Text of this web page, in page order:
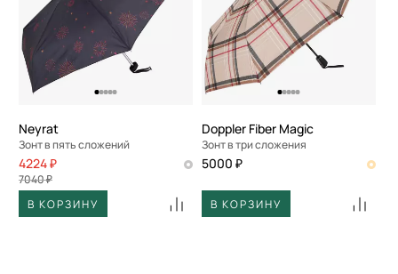
Neyrat
Зонт в пять сложений
4224 ₽
7040 ₽
В КОРЗИНУ
Doppler Fiber Magic
Зонт в три сложения
5000 ₽
В КОРЗИНУ